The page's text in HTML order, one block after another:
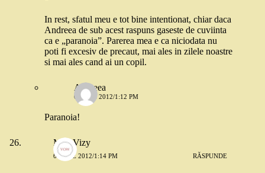
In rest, sfatul meu e tot bine intentionat, chiar daca
Andreea de sub acest raspuns gaseste de cuviinta
ca e „paranoia”. Parerea mea e ca niciodata nu
poti fi excesiv de precaut, mai ales in zilele noastre
si mai ales cand ai un copil.
Andreea
6 IULIE 2012/1:12 PM
Paranoia!
Mrs. Vizy
6 IULIE 2012/1:14 PM RĂSPUNDE